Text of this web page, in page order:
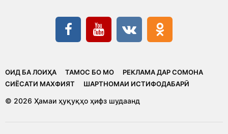
ОИД БА ЛОИҲА ТАМОС БО МО
РЕКЛАМА ДАР СОМОНА
CИЁСАТИ МАХФИЯТ
ШАРТНОМАИ ИСТИФОДАБАРӢ
© 2026 Ҳамаи ҳуқуқҳо ҳифз шудаанд